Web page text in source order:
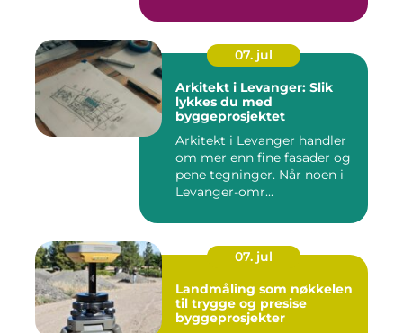
07. jul
Arkitekt i Levanger: Slik
lykkes du med
byggeprosjektet
Arkitekt i Levanger handler
om mer enn fine fasader og
pene tegninger. Når noen i
Levanger-omr...
07. jul
Landmåling som nøkkelen
til trygge og presise
byggeprosjekter